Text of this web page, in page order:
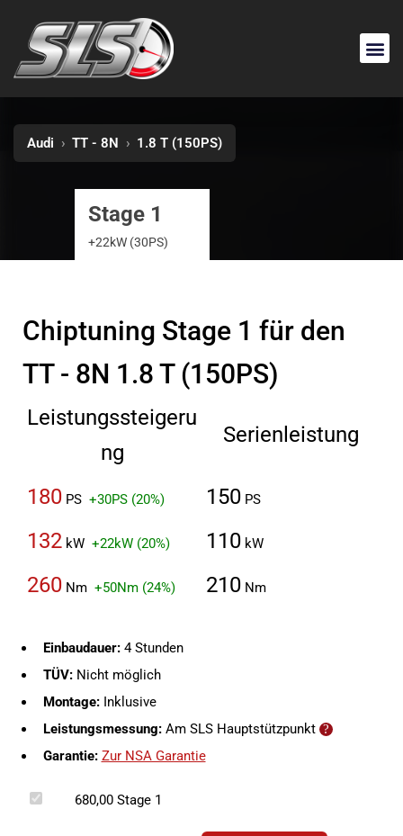
Audi › TT - 8N › 1.8 T (150PS)
Stage 1
+22kW (30PS)
Chiptuning Stage 1 für den
TT - 8N 1.8 T (150PS)
Leistungssteigeru
ng
Serienleistung
180 PS +30PS (20%) 150 PS
132 kW +22kW (20%) 110 kW
260 Nm +50Nm (24%) 210 Nm
Einbaudauer:4 Stunden
TÜV:Nicht möglich
Montage:Inklusive
Leistungsmessung:Am SLS Hauptstützpunkt
Garantie: Zur NSA Garantie
680,00Stage 1